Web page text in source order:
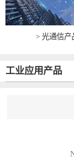
> 光通信产
工业应用产品